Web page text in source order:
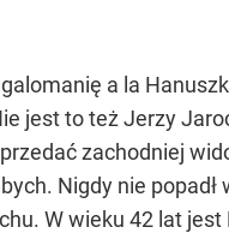
a la
jest to też Jerzy
zachodniej
Nigdy nie
W wieku 42 lat